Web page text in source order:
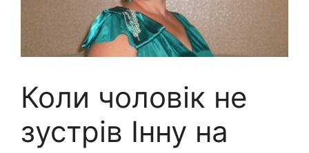
Коли чоловік не
зустрів Інну на